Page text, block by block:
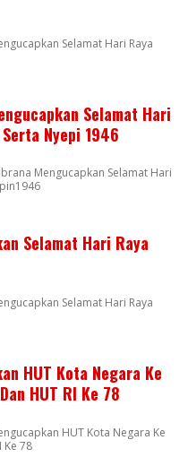
Selamat Hari Raya
Selamat Hari
Nyepi 1946
Mengucapkan Selamat Hari
Selamat Hari Raya
Selamat Hari Raya
HUT Kota Negara Ke
HUT RI Ke 78
HUT Kota Negara Ke
Ke 78